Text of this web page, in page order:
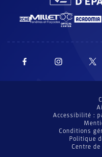
Accessibilité :
Conditions
Politique
Centre